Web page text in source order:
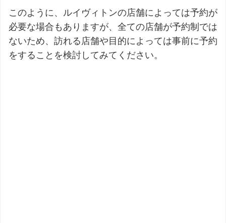
このように、ルイヴィトンの店舗によっては予約が
必要な場合もありますが、全ての店舗が予約制では
ないため、訪れる店舗や目的によっては事前に予約
をすることを検討してみてください。